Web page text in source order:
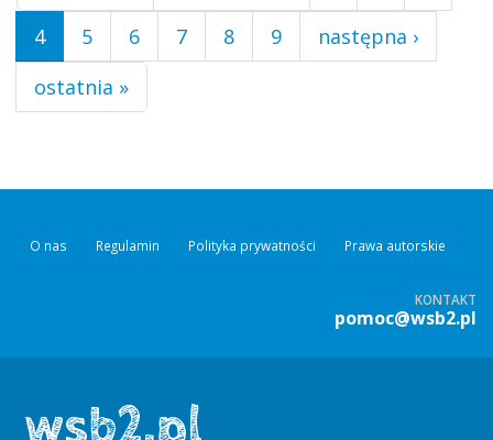
4
5 6 7 8 9
następna ›
ostatnia »
O nas Regulamin Polityka prywatności Prawa autorskie
KONTAKT
pomoc@wsb2.pl